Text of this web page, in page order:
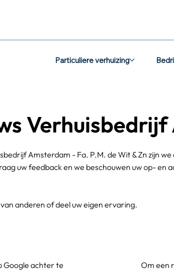
Particuliere verhuizing
Amsterdam - Fa. P.M. de Wit & Zn zijn
uw feedback en we beschouwen uw op- en
anderen of deel uw eigen ervaring.
Google achter te
Om een